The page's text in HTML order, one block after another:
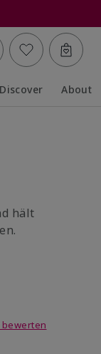
Discover About
hält